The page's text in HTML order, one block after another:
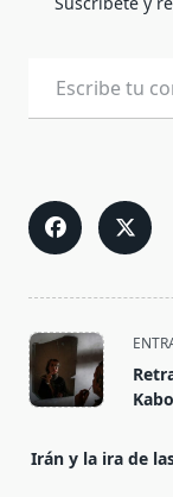
<span
class="nav-
subtitle
reader-
Irán y la ira de